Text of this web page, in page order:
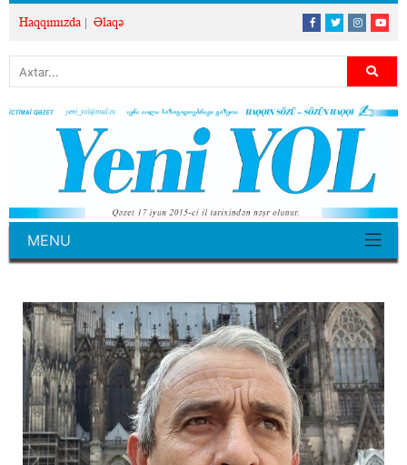
Haqqımızda Əlaqə
MENU